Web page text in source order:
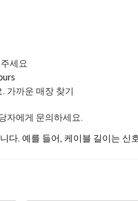
세요
. 가까운 매장 찾기
자에게 문의하세요.
다. 예를 들어, 케이블 길이는